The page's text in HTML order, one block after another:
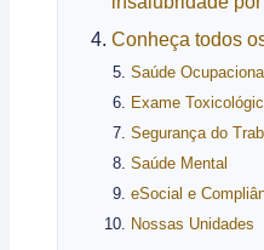
Conheça todos
Saúde Ocupacional
Exame
Segurança do
Saúde Mental
eSocial e
Nossas Unidades